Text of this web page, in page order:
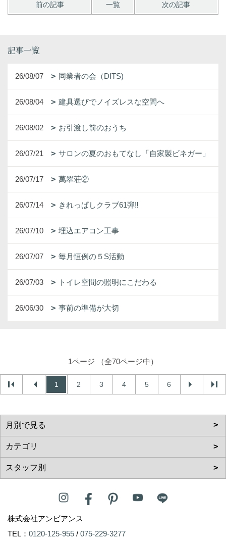
前の記事 一覧 次の記事
記事一覧
26/08/07 同業者の会（DITS)
26/08/04 建具選びでノイズレスな空間へ
26/08/02 お引渡し前のおうち
26/07/21 サロンの夏のおもてなし「自家製ビネガー」
26/07/17 萬翠荘②
26/07/14 きれっぱしクラブ61弾‼
26/07/10 埋込エアコン工事
26/07/07 毎月恒例の５S活動
26/07/03 トイレ空間の照明にこだわる
26/06/30 事前の準備が大切
1ページ （全70ページ中）
1 2 3 4 5 6
株式会社アンビアンス
TEL： 0120-125-955 / 075-229-3277